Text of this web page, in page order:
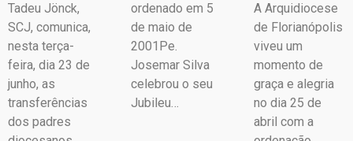
Tadeu Jönck,
SCJ, comunica,
nesta terça-
feira, dia 23 de
junho, as
transferências
dos padres
ordenado em 5
de maio de
2001Pe.
Josemar Silva
celebrou o seu
Jubileu…
A Arquidiocese
de Florianópolis
viveu um
momento de
graça e alegria
no dia 25 de
abril com a